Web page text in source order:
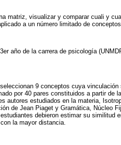
matriz, visualizar y comparar cuali y
a un número limitado de
año de la carrera de psicología
9 conceptos cuya
por 40 pares constituidos a partir de
autores estudiados en la materia,
de Jean Piaget y Gramática, Núcleo
debieron estimar su similitud
la mayor distancia.